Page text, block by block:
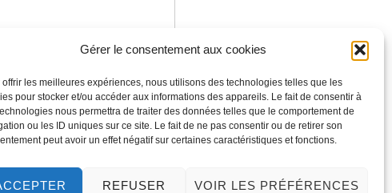
Gérer le consentement aux cookies
offrir les meilleures expériences, nous utilisons des technologies telles que les
pour stocker et/ou accéder aux informations des appareils. Le fait de consentir à
nous permettra de traiter des données telles que le comportement de
ou les ID uniques sur ce site. Le fait de ne pas consentir ou de retirer son
peut avoir un effet négatif sur certaines caractéristiques et fonctions.
REFUSER VOIR LES PRÉFÉRENCES